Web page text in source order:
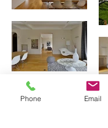
Phone Email